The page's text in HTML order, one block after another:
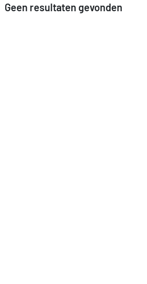
Geen resultaten gevonden